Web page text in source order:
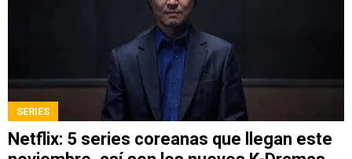
SERIES
Netflix: 5 series coreanas que llegan este